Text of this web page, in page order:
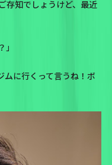
存知でしょうけど、最近
ムに行くって言うね！ボ